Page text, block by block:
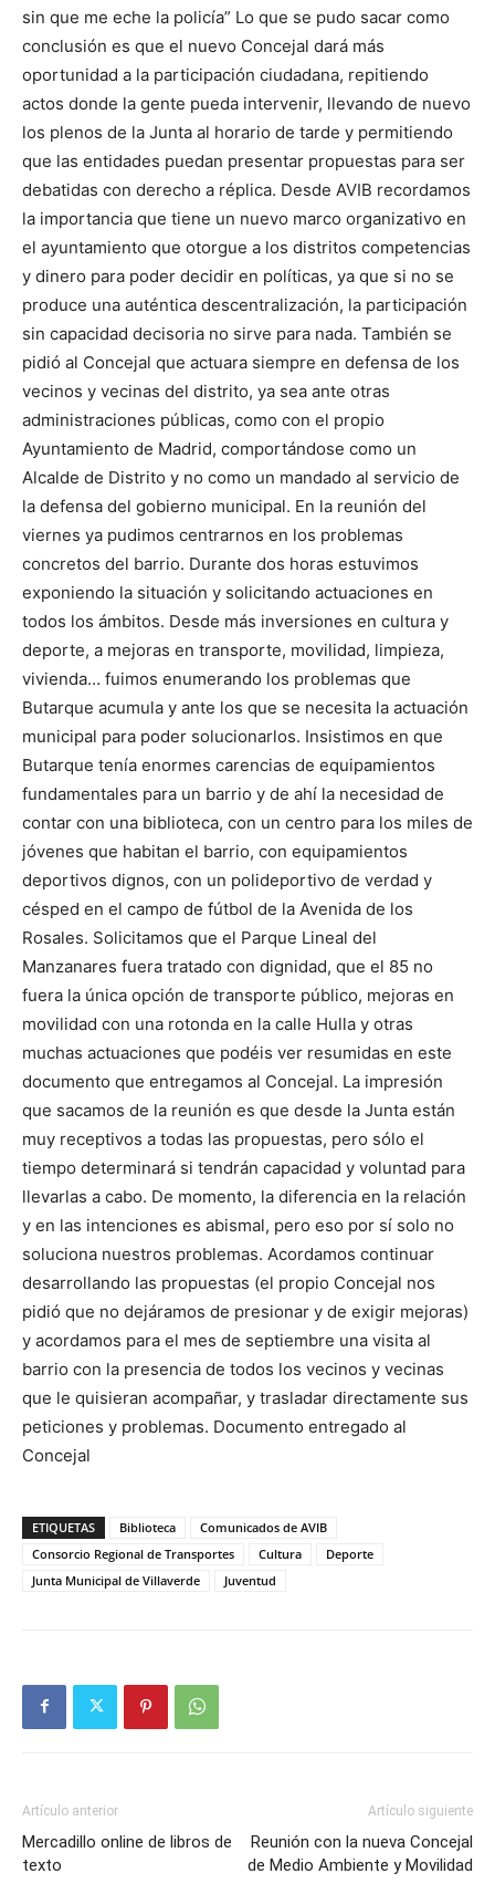
sin que me eche la policía” Lo que se pudo sacar como
conclusión es que el nuevo Concejal dará más
oportunidad a la participación ciudadana, repitiendo
actos donde la gente pueda intervenir, llevando de nuevo
los plenos de la Junta al horario de tarde y permitiendo
que las entidades puedan presentar propuestas para ser
debatidas con derecho a réplica. Desde AVIB recordamos
la importancia que tiene un nuevo marco organizativo en
el ayuntamiento que otorgue a los distritos competencias
y dinero para poder decidir en políticas, ya que si no se
produce una auténtica descentralización, la participación
sin capacidad decisoria no sirve para nada. También se
pidió al Concejal que actuara siempre en defensa de los
vecinos y vecinas del distrito, ya sea ante otras
administraciones públicas, como con el propio
Ayuntamiento de Madrid, comportándose como un
Alcalde de Distrito y no como un mandado al servicio de
la defensa del gobierno municipal. En la reunión del
viernes ya pudimos centrarnos en los problemas
concretos del barrio. Durante dos horas estuvimos
exponiendo la situación y solicitando actuaciones en
todos los ámbitos. Desde más inversiones en cultura y
deporte, a mejoras en transporte, movilidad, limpieza,
vivienda… fuimos enumerando los problemas que
Butarque acumula y ante los que se necesita la actuación
municipal para poder solucionarlos. Insistimos en que
Butarque tenía enormes carencias de equipamientos
fundamentales para un barrio y de ahí la necesidad de
contar con una biblioteca, con un centro para los miles de
jóvenes que habitan el barrio, con equipamientos
deportivos dignos, con un polideportivo de verdad y
césped en el campo de fútbol de la Avenida de los
Rosales. Solicitamos que el Parque Lineal del
Manzanares fuera tratado con dignidad, que el 85 no
fuera la única opción de transporte público, mejoras en
movilidad con una rotonda en la calle Hulla y otras
muchas actuaciones que podéis ver resumidas en este
documento que entregamos al Concejal. La impresión
que sacamos de la reunión es que desde la Junta están
muy receptivos a todas las propuestas, pero sólo el
tiempo determinará si tendrán capacidad y voluntad para
llevarlas a cabo. De momento, la diferencia en la relación
y en las intenciones es abismal, pero eso por sí solo no
soluciona nuestros problemas. Acordamos continuar
desarrollando las propuestas (el propio Concejal nos
pidió que no dejáramos de presionar y de exigir mejoras)
y acordamos para el mes de septiembre una visita al
barrio con la presencia de todos los vecinos y vecinas
que le quisieran acompañar, y trasladar directamente sus
peticiones y problemas. Documento entregado al
Concejal
ETIQUETAS Biblioteca
Comunicados de AVIB
Consorcio Regional de Transportes
Cultura
Deporte
Junta Municipal de Villaverde
Juventud
Artículo anterior
Mercadillo online de libros de
texto
Artículo siguiente
Reunión con la nueva Concejal
de Medio Ambiente y Movilidad